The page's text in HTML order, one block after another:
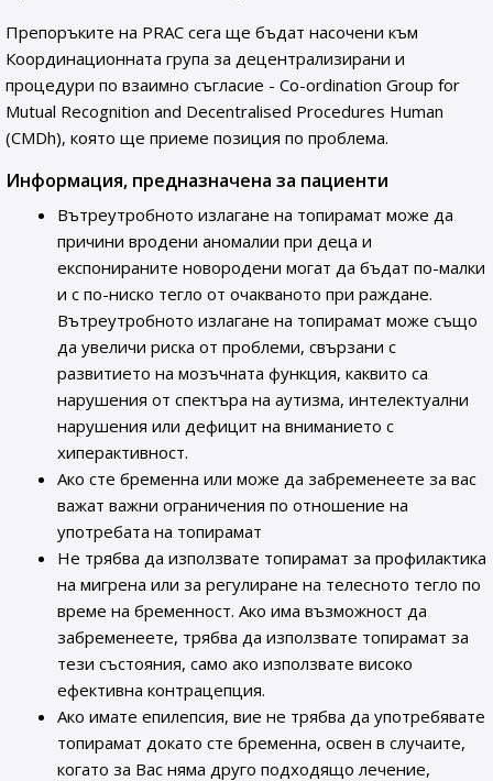
Препоръките на PRAC сега ще бъдат насочени към
Координационната група за децентрализирани и
процедури по взаимно съгласие - Co-ordination Group for
Mutual Recognition and Decentralised Procedures Human
(CMDh), която ще приеме позиция по проблема.
Информация, предназначена за пациенти
Вътреутробното излагане на топирамат може да
причини вродени аномалии при деца и
експонираните новородени могат да бъдат по-малки
и с по-ниско тегло от очакваното при раждане.
Вътреутробното излагане на топирамат може също
да увеличи риска от проблеми, свързани с
развитието на мозъчната функция, каквито са
нарушения от спектъра на аутизма, интелектуални
нарушения или дефицит на вниманието с
хиперактивност.
Ако сте бременна или може да забременеете за вас
важат важни ограничения по отношение на
употребата на топирамат
Не трябва да използвате топирамат за профилактика
на мигрена или за регулиране на телесното тегло по
време на бременност. Ако има възможност да
забременеете, трябва да използвате топирамат за
тези състояния, само ако използвате високо
ефективна контрацепция.
Ако имате епилепсия, вие не трябва да употребявате
топирамат докато сте бременна, освен в случаите,
когато за Вас няма друго подходящо лечение,